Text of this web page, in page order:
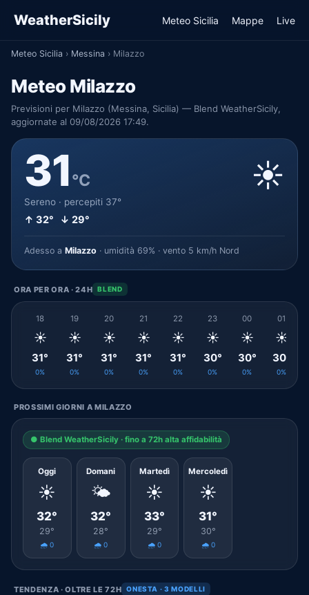
WeatherSicily Meteo Sicilia Mappe Live
Meteo Sicilia › Messina › Milazzo
Meteo Milazzo
Previsioni per Milazzo (Messina, Sicilia) — Blend WeatherSicily,
aggiornate al 09/08/2026 17:49.
31°C
Sereno · percepiti 37°
↑ 32° ↓ 29°
☀️
Adesso a Milazzo · umidità 69% · vento 5 km/h Nord
ORA PER ORA · 24H BLEND
18
☀️
31°
0%
19
☀️
31°
0%
20
☀️
31°
0%
21
☀️
31°
0%
22
☀️
31°
0%
23
☀️
30°
0%
00
☀️
30°
0%
01
☀️
30°
0%
PROSSIMI GIORNI A MILAZZO
● Blend WeatherSicily · fino a 72h alta affidabilità
Oggi
☀️
32°
29°
🌧️ 0
Domani
🌤️
32°
28°
🌧️ 0
Martedì
☀️
33°
29°
🌧️ 0
Mercoledì
☀️
31°
30°
🌧️ 0
TENDENZA · OLTRE LE 72H ONESTA · 3 MODELLI